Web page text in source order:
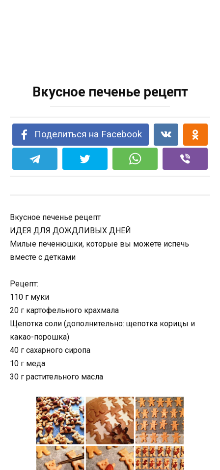
Вкусное печенье рецепт
Поделиться на Facebook
Вкусное печенье рецепт
ИДЕЯ ДЛЯ ДОЖДЛИВЫХ ДНЕЙ
Милые печенюшки, которые вы можете испечь
вместе с детками
Рецепт:
110 г муки
20 г картофельного крахмала
Щепотка соли (дополнительно: щепотка корицы и
какао-порошка)
40 г сахарного сиропа
10 г меда
30 г растительного масла